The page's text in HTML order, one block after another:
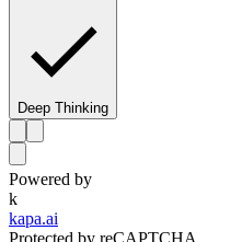
Deep Thinking
Powered by
k
kapa.ai
Protected by reCAPTCHA